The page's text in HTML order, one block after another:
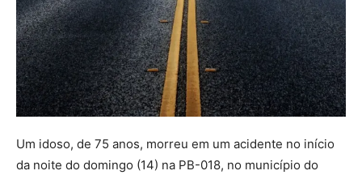
Um idoso, de 75 anos, morreu em um acidente no início
da noite do domingo (14) na PB-018, no município do